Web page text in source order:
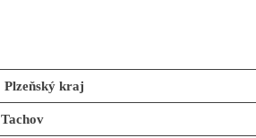
Plzeňský kraj
Tachov